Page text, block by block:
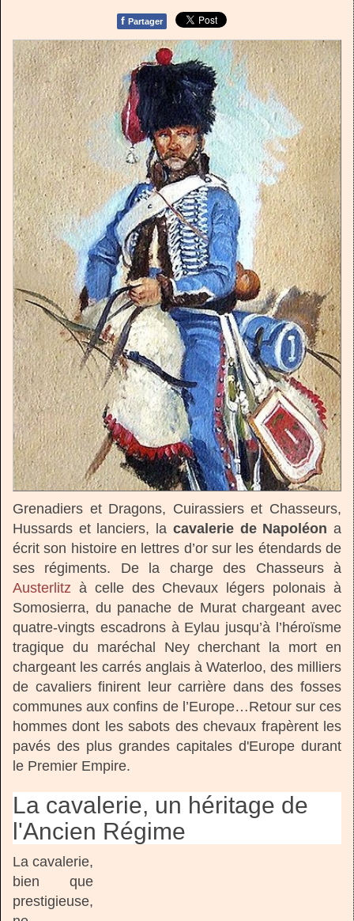
f Partager
Grenadiers et Dragons, Cuirassiers et Chasseurs,
Hussards et lanciers, la cavalerie de Napoléon a
écrit son histoire en lettres d’or sur les étendards de
ses régiments. De la charge des Chasseurs à
Austerlitz à celle des Chevaux légers polonais à
Somosierra, du panache de Murat chargeant avec
quatre-vingts escadrons à Eylau jusqu’à l’héroïsme
tragique du maréchal Ney cherchant la mort en
chargeant les carrés anglais à Waterloo, des milliers
de cavaliers finirent leur carrière dans des fosses
communes aux confins de l’Europe…Retour sur ces
hommes dont les sabots des chevaux frapèrent les
pavés des plus grandes capitales d'Europe durant
le Premier Empire.
La cavalerie, un héritage de
l'Ancien Régime
La cavalerie,
bien que
prestigieuse,